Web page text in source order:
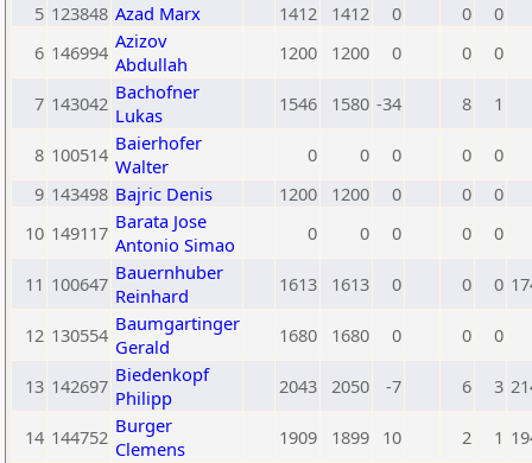
5 123848 Azad Marx 1412 1412 0 0
0
6 146994 Azizov
Abdullah
1200 1200 0 0 0
7 143042 Bachofner
Lukas
1546 1580 -34 8 1
8 100514 Baierhofer
Walter
0 0 0 0
0
9 143498 Bajric Denis 1200 1200 0 0
0
10 149117 Barata Jose
Antonio Simao
0 0 0 0 0
11 100647 Bauernhuber
Reinhard
1613 1613 0 0 0
12 130554 Baumgartinger
Gerald
1680 1680 0 0 0
13 142697 Biedenkopf
Philipp
2043 2050 -7 6 3
14 144752 Burger
Clemens
1909 1899 10 2 1